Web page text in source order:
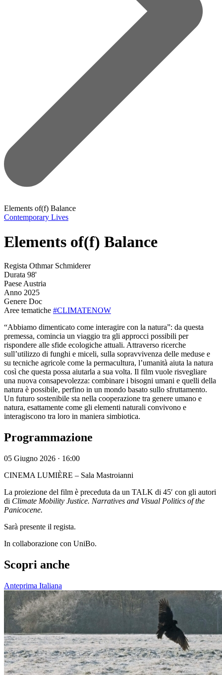
Elements of(f) Balance
Contemporary Lives
Elements of(f) Balance
Regista Othmar Schmiderer
Durata 98'
Paese Austria
Anno 2025
Genere Doc
Aree tematiche #CLIMATENOW
“Abbiamo dimenticato come interagire con la natura”: da questa
premessa, comincia un viaggio tra gli approcci possibili per
rispondere alle sfide ecologiche attuali. Attraverso ricerche
sull’utilizzo di funghi e miceli, sulla sopravvivenza delle meduse e
su tecniche agricole come la permacultura, l’umanità aiuta la natura
così che questa possa aiutarla a sua volta. Il film vuole risvegliare
una nuova consapevolezza: combinare i bisogni umani e quelli della
natura è possibile, perfino in un mondo basato sullo sfruttamento.
Un futuro sostenibile sta nella cooperazione tra genere umano e
natura, esattamente come gli elementi naturali convivono e
interagiscono tra loro in maniera simbiotica.
Programmazione
05 Giugno 2026 · 16:00
CINEMA LUMIÈRE – Sala Mastroianni
La proiezione del film è preceduta da un TALK di 45′ con gli autori
di Climate Mobility Justice. Narratives and Visual Politics of the
Panicocene.
Sarà presente il regista.
In collaborazione con UniBo.
Scopri anche
Anteprima Italiana